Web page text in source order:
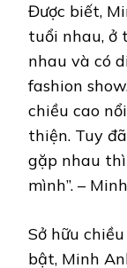
Được biết,
tuổi nhau, ở
nhau và có
fashion
chiều cao
thiện. Tuy
gặp nhau
mình”. –
Sở hữu
bật, Minh